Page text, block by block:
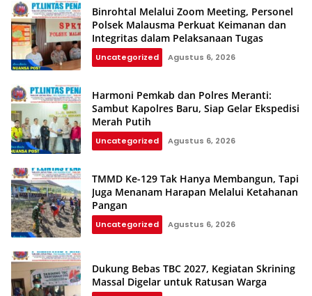
Binrohtal Melalui Zoom Meeting, Personel
Polsek Malausma Perkuat Keimanan dan
Integritas dalam Pelaksanaan Tugas
Uncategorized Agustus 6, 2026
Harmoni Pemkab dan Polres Meranti:
Sambut Kapolres Baru, Siap Gelar Ekspedisi
Merah Putih
Uncategorized Agustus 6, 2026
TMMD Ke-129 Tak Hanya Membangun, Tapi
Juga Menanam Harapan Melalui Ketahanan
Pangan
Uncategorized Agustus 6, 2026
Dukung Bebas TBC 2027, Kegiatan Skrining
Massal Digelar untuk Ratusan Warga